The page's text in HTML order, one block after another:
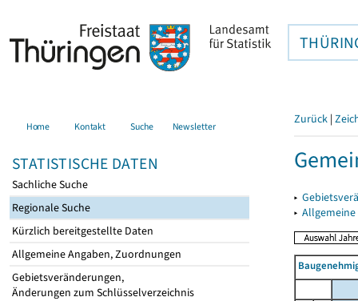
Home Kontakt Suche Newsletter
STATISTISCHE DATEN
Sachliche Suche
Regionale Suche
Kürzlich bereitgestellte Daten
Allgemeine Angaben, Zuordnungen
Gebietsveränderungen,
Änderungen zum Schlüsselverzeichnis
Zurück |
▸
▸